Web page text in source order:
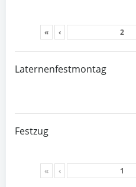
« ‹
Laternenfestmontag
Festzug
« ‹